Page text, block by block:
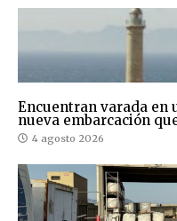
Encuentran varada en
nueva embarcación
4 agosto 2026